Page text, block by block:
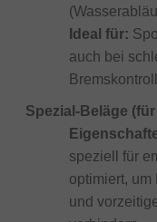
Ideal für:
auch bei
Spezial-Beläge
speziell für
optimiert,
und